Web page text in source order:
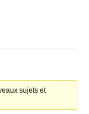
sujets et